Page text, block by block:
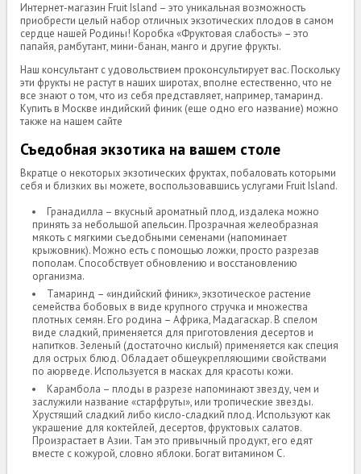
Интернет-магазин Fruit Island – это уникальная возможность
приобрести целый набор отличных экзотических плодов в самом
сердце нашей Родины! Коробка «Фруктовая слабость» – это
папайя, рамбутант, мини-банан, манго и другие фрукты.
Наш консультант с удовольствием проконсультирует вас. Поскольку
эти фрукты не растут в наших широтах, вполне естественно, что не
все знают о том, что из себя представляет, например, тамаринд.
Купить в Москве индийский финик (еще одно его название) можно
также на нашем сайте
Съедобная экзотика на вашем столе
Вкратце о некоторых экзотических фруктах, побаловать которыми
себя и близких вы можете, воспользовавшись услугами Fruit Island.
Гранадилла – вкусный ароматный плод, издалека можно
принять за небольшой апельсин. Прозрачная желеобразная
мякоть с мягкими съедобными семенами (напоминает
крыжовник). Можно есть с помощью ложки, просто разрезав
пополам. Способствует обновлению и восстановлению
организма.
Тамаринд – «индийский финик», экзотическое растение
семейства бобовых в виде крупного стручка и множества
плотных семян. Его родина – Африка, Мадагаскар. В спелом
виде сладкий, применяется для приготовления десертов и
напитков. Зеленый (достаточно кислый) применяется как специя
для острых блюд. Обладает общеукрепляющими свойствами
по аюрведе. Используется в масках для красоты кожи.
Карамбола – плоды в разрезе напоминают звезду, чем и
заслужили название «старфруты», или тропические звезды.
Хрустящий сладкий либо кисло-сладкий плод. Используют как
украшение для коктейлей, десертов, фруктовых салатов.
Произрастает в Азии. Там это привычный продукт, его едят
вместе с кожурой, словно яблоки. Богат витамином С.